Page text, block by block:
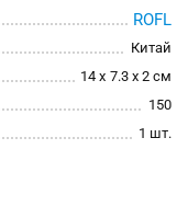
ROFL
Китай
14 x 7.3 x 2 см
150
1 шт.